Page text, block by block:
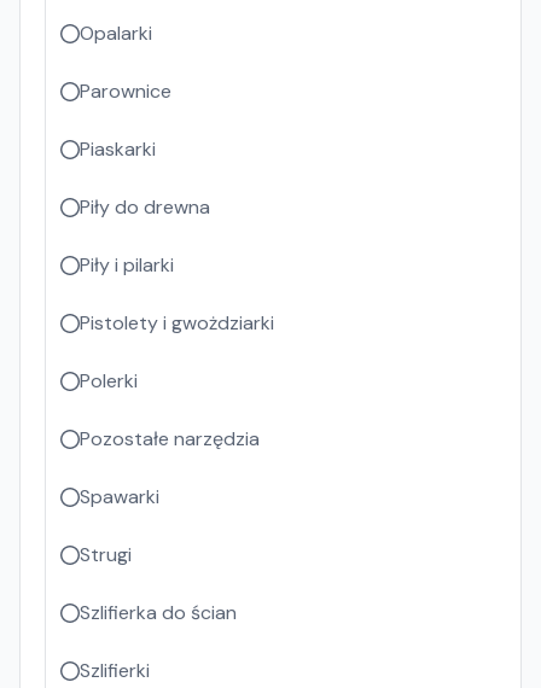
Opalarki
Parownice
Piaskarki
Piły do drewna
Piły i pilarki
Pistolety i gwożdziarki
Polerki
Pozostałe narzędzia
Spawarki
Strugi
Szlifierka do ścian
Szlifierki